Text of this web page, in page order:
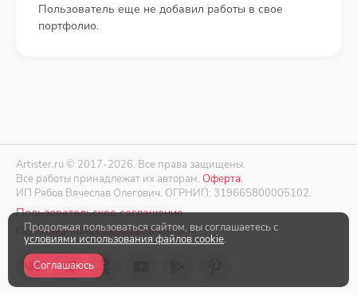
Пользователь еще не добавил работы в свое
портфолио.
Artister.ru © 2017-2026. Все права защищены.
Все работы принадлежат их авторам. Оферта.
ИП Рябов Вячеслав Олегович. ОГРНИП: 319665800005102.
Пользовательское соглашение
Политика конфиденциальности
Продолжая пользоваться сайтом, вы соглашаетесь с
условиями использования файлов cookie.
Соглашаюсь